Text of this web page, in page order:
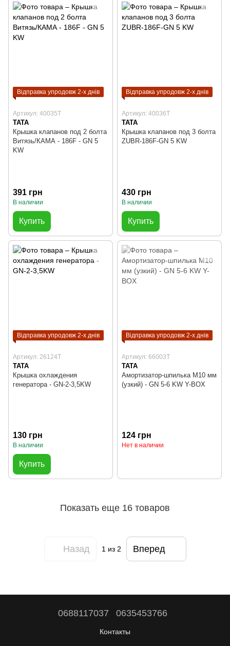
Відправка упродовж 2-х днів
Артикул: 40035T
TATA
Крышка клапанов под 2 болта
Витязь/КАМА - 186F - GN 5
KW
391 грн
В наличии
Купить
Відправка упродовж 2-х днів
Артикул: 40036T
TATA
Крышка клапанов под 3 болта
ZUBR-186F-GN 5 KW
430 грн
В наличии
Купить
Відправка упродовж 2-х днів
Артикул: 26124T
TATA
Крышка охлаждения
генератора - GN-2-3,5KW
130 грн
В наличии
Купить
Відправка упродовж 2-х днів
Артикул: 66003T
TATA
Амортизатор-шпилька М10 мм
(узкий) - GN 5-6 KW Y-BOX
124 грн
Нет в наличии
Показать еще 16 товаров
Назад 1из 2 Вперед
0688117037 0635453766
Контакты